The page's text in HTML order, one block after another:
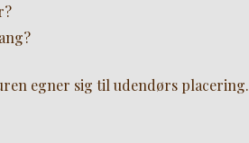
egner sig til udendørs placering.